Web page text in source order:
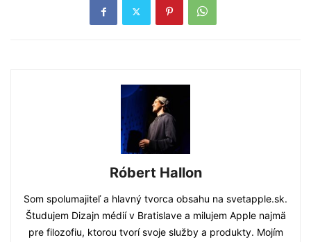
Róbert Hallon
Som spolumajiteľ a hlavný tvorca obsahu na svetapple.sk.
Študujem Dizajn médií v Bratislave a milujem Apple najmä
pre filozofiu, ktorou tvorí svoje služby a produkty. Mojím